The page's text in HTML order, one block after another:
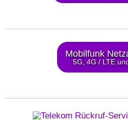
Mobilfunk
5G, 4G / LTE